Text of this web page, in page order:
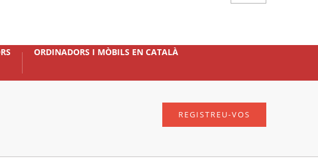
ORDINADORS I MÒBILS EN CATALÀ
REGISTREU-VOS